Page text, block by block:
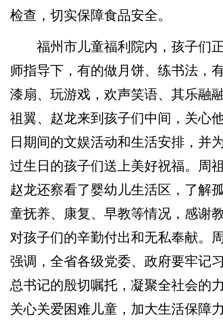
检查，切实保障食品安全。
福州市儿童福利院内，孩子们
师指导下，有的做月饼、练书法，
漆扇、玩游戏，欢声笑语、其乐融
祖翼、赵龙来到孩子们中间，关心
日期间的文娱活动和生活安排，并
过生日的孩子们送上美好祝福。周
赵龙还察看了婴幼儿生活区，了解
童抚养、康复、早教等情况，感谢
对孩子们的辛勤付出和无私奉献。
强调，全省各级党委、政府要牢记
总书记的殷切嘱托，凝聚全社会的
关心关爱困难儿童，加大生活保障